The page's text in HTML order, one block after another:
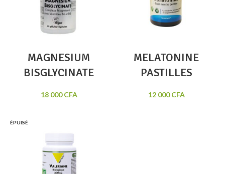
MAGNESIUM
BISGLYCINATE
18 000CFA
MELATONINE
PASTILLES
12 000CFA
ÉPUISÉ